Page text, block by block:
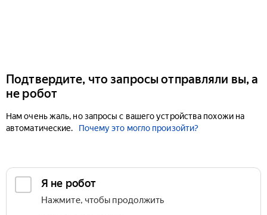
Подтвердите, что запросы отправляли вы, а
не робот
Нам очень жаль, но запросы с вашего устройства похожи на
автоматические.
Почему это могло произойти?